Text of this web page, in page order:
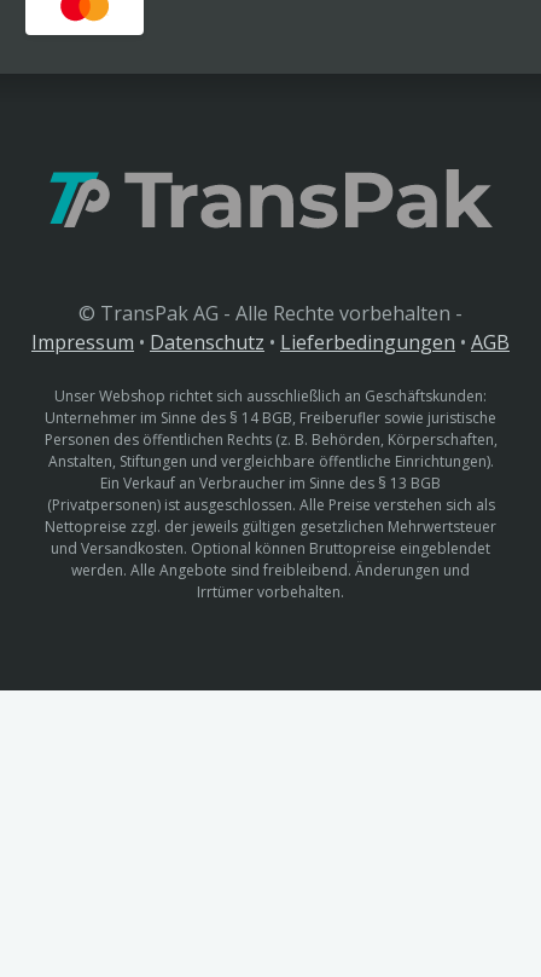
© TransPak AG - Alle Rechte vorbehalten -
Impressum • Datenschutz • Lieferbedingungen • AGB
Unser Webshop richtet sich ausschließlich an Geschäftskunden:
Unternehmer im Sinne des § 14 BGB, Freiberufler sowie juristische
Personen des öffentlichen Rechts (z. B. Behörden, Körperschaften,
Anstalten, Stiftungen und vergleichbare öffentliche Einrichtungen).
Ein Verkauf an Verbraucher im Sinne des § 13 BGB
(Privatpersonen) ist ausgeschlossen. Alle Preise verstehen sich als
Nettopreise zzgl. der jeweils gültigen gesetzlichen Mehrwertsteuer
und Versandkosten. Optional können Bruttopreise eingeblendet
werden. Alle Angebote sind freibleibend. Änderungen und
Irrtümer vorbehalten.